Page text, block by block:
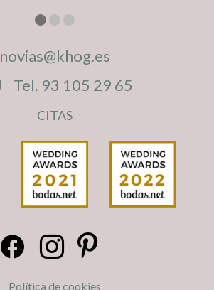
novias@khog.es
Tel. 93 105 29 65
CITAS
Política de cookies